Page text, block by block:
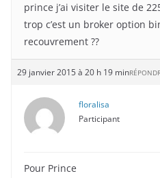
prince j’ai visiter le site de
trop c’est un broker option
recouvrement ??
29 janvier 2015 à 20 h 19 min
floralisa
Participant
Pour Prince